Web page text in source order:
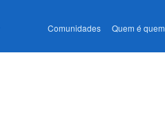
Comunidades Quem é quem